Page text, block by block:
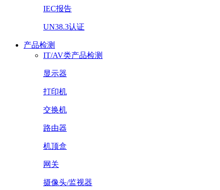
IEC报告
UN38.3认证
产品检测
IT/AV类产品检测
显示器
打印机
交换机
路由器
机顶盒
网关
摄像头/监视器